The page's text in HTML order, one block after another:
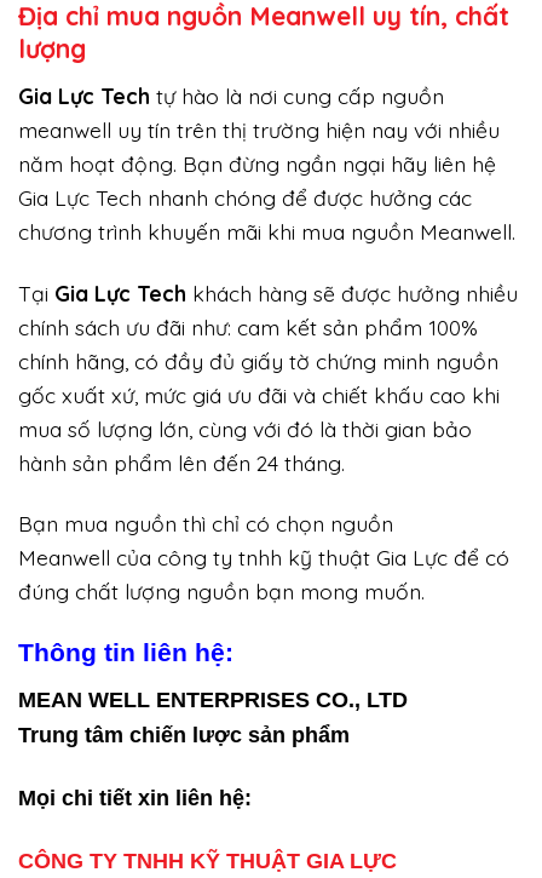
Địa chỉ mua nguồn Meanwell uy tín, chất
lượng
Gia Lực Tech tự hào là nơi cung cấp nguồn
meanwell uy tín trên thị trường hiện nay với nhiều
năm hoạt động. Bạn đừng ngần ngại hãy liên hệ
Gia Lực Tech nhanh chóng để được hưởng các
chương trình khuyến mãi khi mua nguồn Meanwell.
Tại Gia Lực Tech khách hàng sẽ được hưởng nhiều
chính sách ưu đãi như: cam kết sản phẩm 100%
chính hãng, có đầy đủ giấy tờ chứng minh nguồn
gốc xuất xứ, mức giá ưu đãi và chiết khấu cao khi
mua số lượng lớn, cùng với đó là thời gian bảo
hành sản phẩm lên đến 24 tháng.
Bạn mua nguồn thì chỉ có chọn nguồn
Meanwell của công ty tnhh kỹ thuật Gia Lực để có
đúng chất lượng nguồn bạn mong muốn.
Thông tin liên hệ:
MEAN WELL ENTERPRISES CO., LTD
Trung tâm chiến lược sản phẩm
Mọi chi tiết xin liên hệ:
CÔNG TY TNHH KỸ THUẬT GIA LỰC